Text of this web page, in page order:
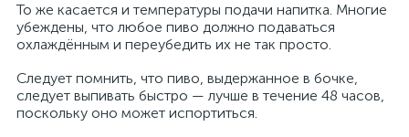
То же касается и температуры подачи напитка. Многие
убеждены, что любое пиво должно подаваться
охлаждённым и переубедить их не так просто.
Следует помнить, что пиво, выдержанное в бочке,
следует выпивать быстро — лучше в течение 48 часов,
поскольку оно может испортиться.